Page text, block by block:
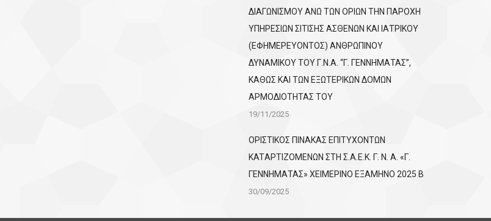
ΔΙΑΓΩΝΙΣΜΟΥ ΑΝΩ ΤΩΝ ΟΡΙΩΝ ΤΗΝ ΠΑΡΟΧΗ
ΥΠΗΡΕΣΙΩΝ ΣΙΤΙΣΗΣ ΑΣΘΕΝΩΝ ΚΑΙ ΙΑΤΡΙΚΟΥ
(ΕΦΗΜΕΡΕΥΟΝΤΟΣ) ΑΝΘΡΩΠΙΝΟΥ
ΔΥΝΑΜΙΚΟΥ ΤΟΥ Γ.Ν.Α. “Γ. ΓΕΝΝΗΜΑΤΑΣ”,
ΚΑΘΩΣ ΚΑΙ ΤΩΝ ΕΞΩΤΕΡΙΚΩΝ ΔΟΜΩΝ
ΑΡΜΟΔΙΟΤΗΤΑΣ ΤΟΥ
19/11/2025
ΟΡΙΣΤΙΚΟΣ ΠΙΝΑΚΑΣ ΕΠΙΤΥΧΟΝΤΩΝ
KATΑΡΤΙΖΟΜΕΝΩΝ ΣΤΗ Σ.Α.Ε.Κ. Γ. Ν. Α. «Γ.
ΓΕΝΝΗΜΑΤΑΣ» ΧΕΙΜΕΡΙΝΟ ΕΞΑΜΗΝΟ 2025 Β
30/09/2025